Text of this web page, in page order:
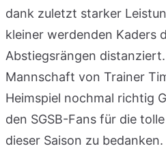
dank zuletzt starker
kleiner werdenden Kaders
Abstiegsrängen
Mannschaft von Trainer
Heimspiel nochmal richtig
den SGSB-Fans für die
dieser Saison zu bedanken.